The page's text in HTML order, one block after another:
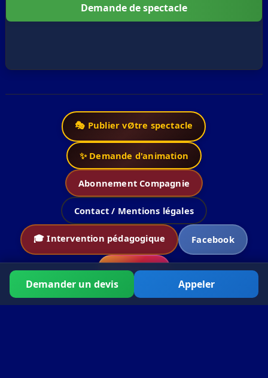
Demande de spectacle
Demander un devis Appeler
🎭 Publier vØtre spectacle
✨ Demande d'animation
Abonnement Compagnie
Contact / Mentions légales
🎓 Intervention pédagogique Facebook
Instagram